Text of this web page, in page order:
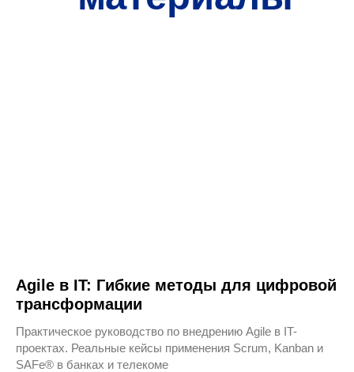
Agile в IT: Гибкие методы для цифровой
трансформации
Практическое руководство по внедрению Agile в IT-
проектах. Реальные кейсы применения Scrum, Kanban и
SAFe® в банках и телекоме
Контакты
+7 499 938-90-97